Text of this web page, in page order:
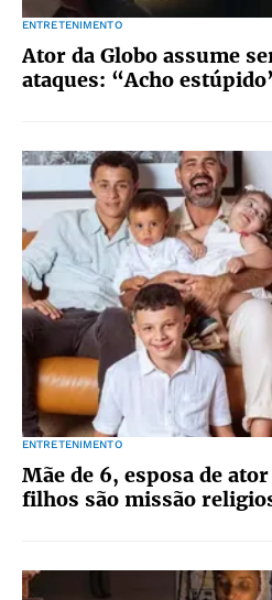
ENTRETENIMENTO
Ator da Globo assume
ataques: “Acho
ENTRETENIMENTO
Mãe de 6, esposa de
filhos são missão